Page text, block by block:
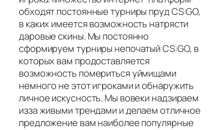
обходят постоянные турниры пруд CS:GO,
в каких имеется возможность натрясти
даровые скины. Мы постоянно
сформируем турниры непочатый CS:GO, в
которых вам продоставляется
возможность помериться уймищами
немного не этот игроками и обнаружить
личное искусность. Мы вовеки надзираем
изза живыми трендами и делаем отличное
предложение вам наиболее популярные